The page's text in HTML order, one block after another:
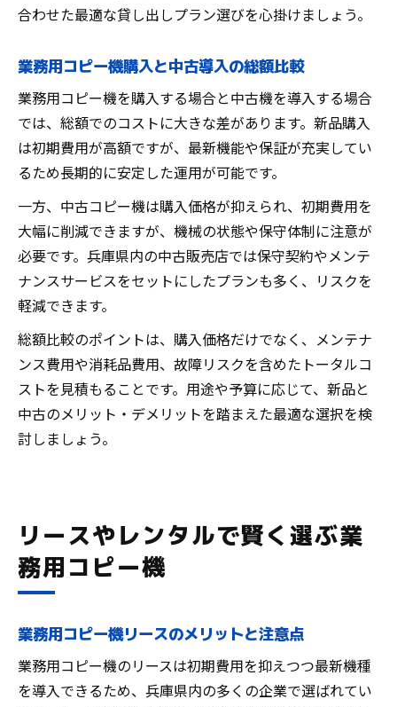
合わせた最適な貸し出しプラン選びを心掛けましょう。
業務用コピー機購入と中古導入の総額比較
業務用コピー機を購入する場合と中古機を導入する場合
では、総額でのコストに大きな差があります。新品購入
は初期費用が高額ですが、最新機能や保証が充実してい
るため長期的に安定した運用が可能です。
一方、中古コピー機は購入価格が抑えられ、初期費用を
大幅に削減できますが、機械の状態や保守体制に注意が
必要です。兵庫県内の中古販売店では保守契約やメンテ
ナンスサービスをセットにしたプランも多く、リスクを
軽減できます。
総額比較のポイントは、購入価格だけでなく、メンテナ
ンス費用や消耗品費用、故障リスクを含めたトータルコ
ストを見積もることです。用途や予算に応じて、新品と
中古のメリット・デメリットを踏まえた最適な選択を検
討しましょう。
リースやレンタルで賢く選ぶ業
務用コピー機
業務用コピー機リースのメリットと注意点
業務用コピー機のリースは初期費用を抑えつつ最新機種
を導入できるため、兵庫県内の多くの企業で選ばれてい